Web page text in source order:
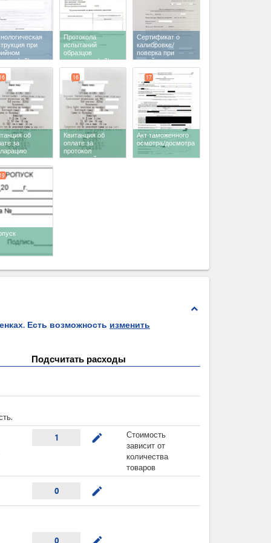
при
(x 2)
Протокола
испытаний
образцов
продукции(x 2)
Сертификат о
калибровке/
поверка при
серийном
выпуске(x 2)
об
за
16
Квитанция об
оплате за
протокол
испытаний в
16
Акт таможенного
осмотра/досмотра
17
19
expand_less
Есть возможность изменить
Подсчитать расходы
1 mode_edit
Стоимость
зависит от
количества
товаров
0 mode_edit
0